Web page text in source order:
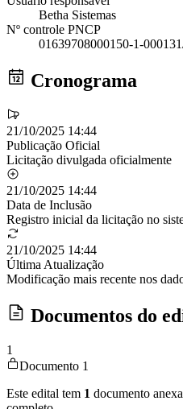
Betha Sistemas
Nº controle PNCP
01639708000150-1-
Cronograma
21/10/2025 14:44
Publicação Oficial
Licitação divulgada oficialmente
21/10/2025 14:44
Data de Inclusão
Registro inicial da licitação no
21/10/2025 14:44
Última Atualização
Modificação mais recente nos
Documentos do
1
Documento 1
Este edital tem 1 documento